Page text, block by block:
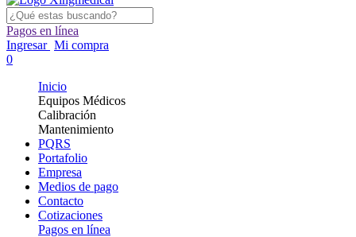
Pagos en línea
Ingresar Mi compra
0
Inicio
Equipos Médicos
Calibración
Mantenimiento
PQRS
Portafolio
Empresa
Medios de pago
Contacto
Cotizaciones
Pagos en línea